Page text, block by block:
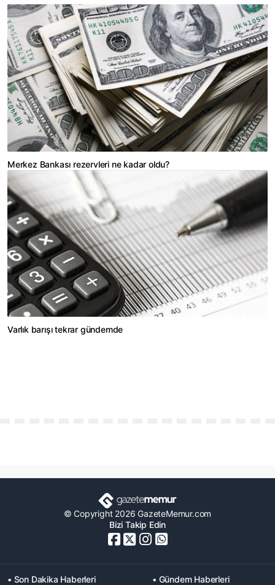
Merkez Bankası rezervleri ne kadar oldu?
Varlık barışı tekrar gündemde
© Copyright 2026 GazeteMemur.com
Bizi Takip Edin
• Son Dakika Haberleri • Gündem Haberleri